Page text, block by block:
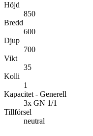
Höjd
850
Bredd
600
Djup
700
Vikt
35
Kolli
1
Kapacitet - Generell
3x GN 1/1
Tillförsel
neutral